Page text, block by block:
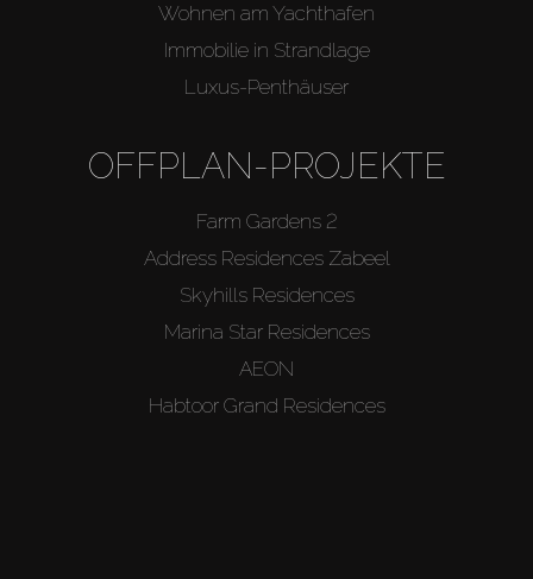
Wohnen am Yachthafen
Immobilie in Strandlage
Luxus-Penthäuser
OFFPLAN-PROJEKTE
Farm Gardens 2
Address Residences Zabeel
Skyhills Residences
Marina Star Residences
AEON
Habtoor Grand Residences